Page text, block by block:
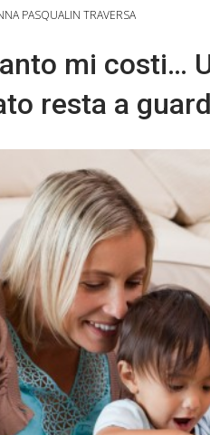
PASQUALIN TRAVERSA
mi costi…
resta a